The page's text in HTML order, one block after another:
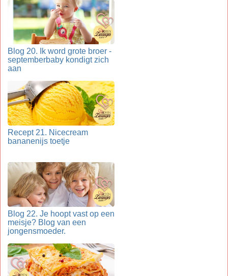
Blog 20. Ik word grote broer -
septemberbaby kondigt zich
aan
Recept 21. Nicecream
bananenijs toetje
Blog 22. Je hoopt vast op een
meisje? Blog van een
jongensmoeder.